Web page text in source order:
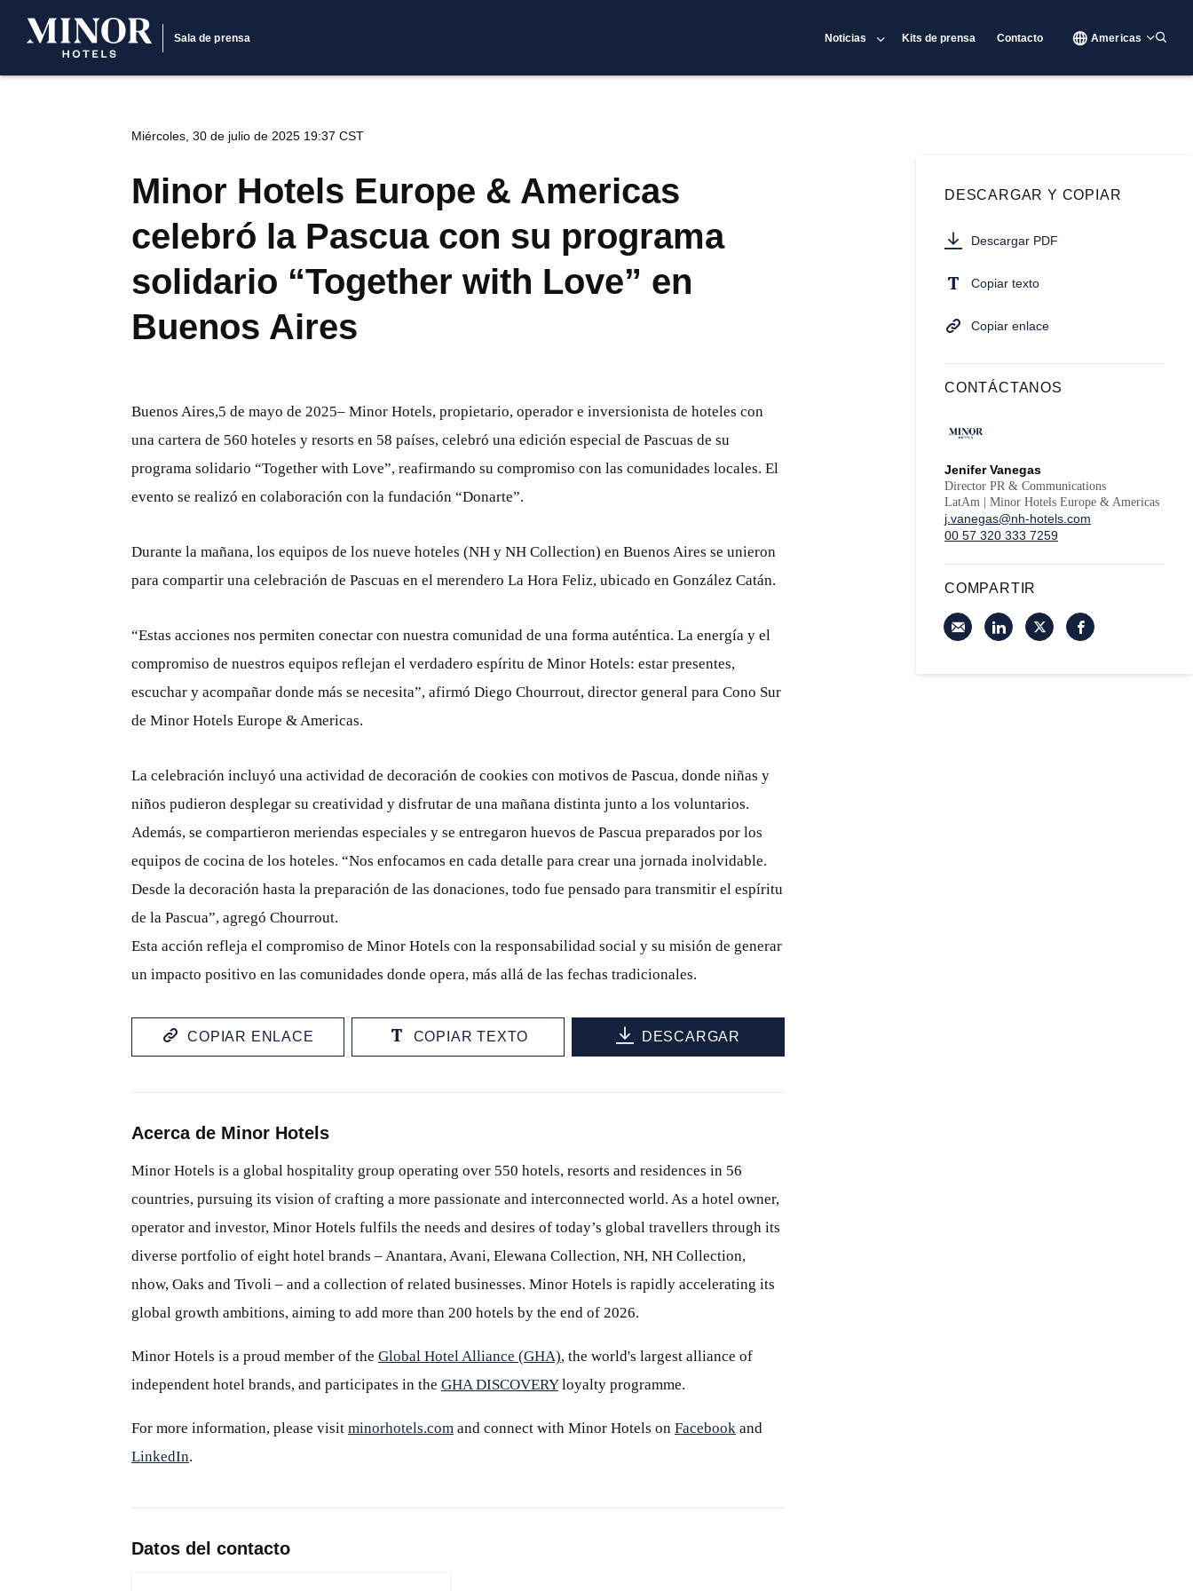
Sala de prensa Noticias Kits de prensa Contacto Americas
Miércoles, 30 de julio de 2025 19:37 CST
Minor Hotels Europe & Americas
celebró la Pascua con su programa
solidario “Together with Love” en
Buenos Aires
Buenos Aires,5 de mayo de 2025– Minor Hotels, propietario, operador e inversionista de hoteles con
una cartera de 560 hoteles y resorts en 58 países, celebró una edición especial de Pascuas de su
programa solidario “Together with Love”, reafirmando su compromiso con las comunidades locales. El
evento se realizó en colaboración con la fundación “Donarte”.
Durante la mañana, los equipos de los nueve hoteles (NH y NH Collection) en Buenos Aires se unieron
para compartir una celebración de Pascuas en el merendero La Hora Feliz, ubicado en González Catán.
“Estas acciones nos permiten conectar con nuestra comunidad de una forma auténtica. La energía y el
compromiso de nuestros equipos reflejan el verdadero espíritu de Minor Hotels: estar presentes,
escuchar y acompañar donde más se necesita”, afirmó Diego Chourrout, director general para Cono Sur
de Minor Hotels Europe & Americas.
La celebración incluyó una actividad de decoración de cookies con motivos de Pascua, donde niñas y
niños pudieron desplegar su creatividad y disfrutar de una mañana distinta junto a los voluntarios.
Además, se compartieron meriendas especiales y se entregaron huevos de Pascua preparados por los
equipos de cocina de los hoteles. “Nos enfocamos en cada detalle para crear una jornada inolvidable.
Desde la decoración hasta la preparación de las donaciones, todo fue pensado para transmitir el espíritu
de la Pascua”, agregó Chourrout.
Esta acción refleja el compromiso de Minor Hotels con la responsabilidad social y su misión de generar
un impacto positivo en las comunidades donde opera, más allá de las fechas tradicionales.
COPIAR ENLACE COPIAR TEXTO DESCARGAR
Acerca de Minor Hotels
Minor Hotels is a global hospitality group operating over 550 hotels, resorts and residences in 56
countries, pursuing its vision of crafting a more passionate and interconnected world. As a hotel owner,
operator and investor, Minor Hotels fulfils the needs and desires of today’s global travellers through its
diverse portfolio of eight hotel brands – Anantara, Avani, Elewana Collection, NH, NH Collection,
nhow, Oaks and Tivoli – and a collection of related businesses. Minor Hotels is rapidly accelerating its
global growth ambitions, aiming to add more than 200 hotels by the end of 2026.
Minor Hotels is a proud member of the Global Hotel Alliance (GHA), the world's largest alliance of
independent hotel brands, and participates in the GHA DISCOVERYloyalty programme.
For more information, please visit minorhotels.com and connect with Minor Hotels on Facebook and
LinkedIn.
Datos del contacto
DESCARGAR Y COPIAR
Descargar PDF
Copiar texto
Copiar enlace
CONTÁCTANOS
Jenifer Vanegas
Director PR & Communications
LatAm | Minor Hotels Europe & Americas
j.vanegas@nh-hotels.com
00 57 320 333 7259
COMPARTIR